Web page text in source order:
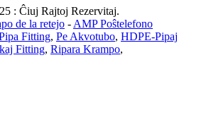
: Ĉiuj Rajtoj Rezervitaj.
de la retejo - AMP Poŝtelefono
Fitting, Pe Akvotubo, HDPE-Pipaj
Fitting, Ripara Krampo,